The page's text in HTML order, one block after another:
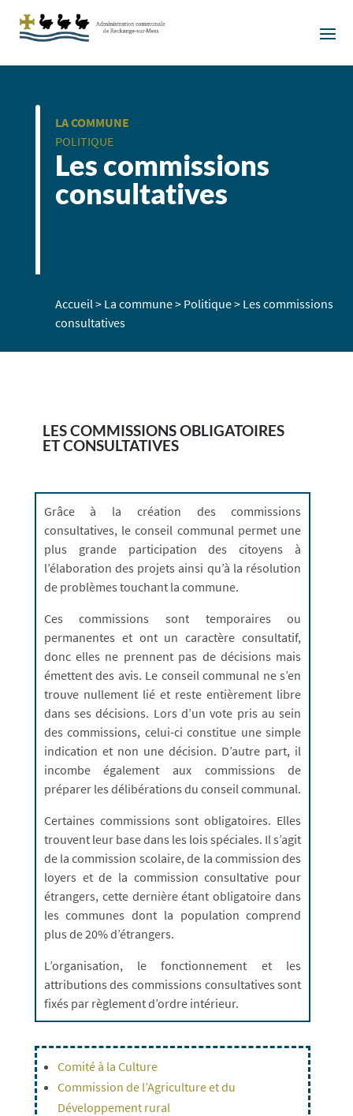
LA COMMUNE
POLITIQUE
Les commissions
consultatives
Accueil > La commune> Politique> Les commissions
consultatives
LES COMMISSIONS OBLIGATOIRES
ET CONSULTATIVES
Grâce à la création des commissions
consultatives, le conseil communal permet une
plus grande participation des citoyens à
l’élaboration des projets ainsi qu’à la résolution
de problèmes touchant la commune.
Ces commissions sont temporaires ou
permanentes et ont un caractère consultatif,
donc elles ne prennent pas de décisions mais
émettent des avis. Le conseil communal ne s’en
trouve nullement lié et reste entièrement libre
dans ses décisions. Lors d’un vote pris au sein
des commissions, celui-ci constitue une simple
indication et non une décision. D’autre part, il
incombe également aux commissions de
préparer les délibérations du conseil communal.
Certaines commissions sont obligatoires. Elles
trouvent leur base dans les lois spéciales. Il s’agit
de la commission scolaire, de la commission des
loyers et de la commission consultative pour
étrangers, cette dernière étant obligatoire dans
les communes dont la population comprend
plus de 20% d’étrangers.
L’organisation, le fonctionnement et les
attributions des commissions consultatives sont
fixés par règlement d’ordre intérieur.
Comité à la Culture
Commission de l’Agriculture et du
Développement rural